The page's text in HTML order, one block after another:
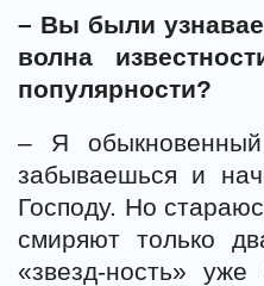
– Вы были
волна
популярности?
– Я
забываешься и
Господу. Но
смиряют только
«звезд-ность»